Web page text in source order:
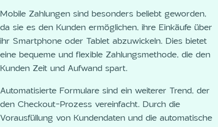
Mobile Zahlungen sind besonders beliebt geworden,
da sie es den Kunden ermöglichen, ihre Einkäufe über
ihr Smartphone oder Tablet abzuwickeln. Dies bietet
eine bequeme und flexible Zahlungsmethode, die den
Kunden Zeit und Aufwand spart.
Automatisierte Formulare sind ein weiterer Trend, der
den Checkout-Prozess vereinfacht. Durch die
Vorausfüllung von Kundendaten und die automatische